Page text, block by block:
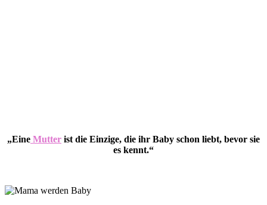
„Eine Mutter ist die Einzige, die ihr Baby schon liebt, bevor sie
es kennt.“